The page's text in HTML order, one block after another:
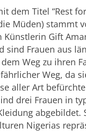
dem Titel “Rest
Müden) stammt
Künstlerin Gift
sind Frauen aus
Weg zu ihren
Weg, da
aller Art
drei Frauen in
abgebildet.
Nigerias